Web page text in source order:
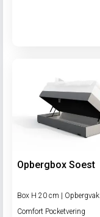
Opbergbox Soest
Box H 20 cm | Opbergvak
Comfort Pocketvering